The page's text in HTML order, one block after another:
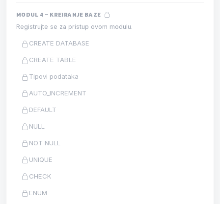
MODUL 4 – KREIRANJE BAZE
Registrujte se za pristup ovom modulu.
CREATE DATABASE
CREATE TABLE
Tipovi podataka
AUTO_INCREMENT
DEFAULT
NULL
NOT NULL
UNIQUE
CHECK
ENUM